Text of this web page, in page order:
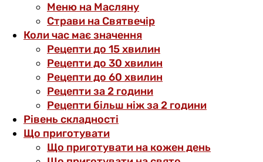
Меню на Масляну
Страви на Святвечір
Коли час має значення
Рецепти до 15 хвилин
Рецепти до 30 хвилин
Рецепти до 60 хвилин
Рецепти за 2 години
Рецепти більш ніж за 2 години
Рівень складності
Що приготувати
Що приготувати на кожен день